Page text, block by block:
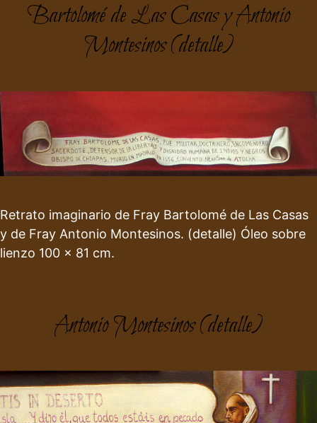
Bartolomé de Las Casas y Antonio
Montesinos (detalle)
Retrato imaginario de Fray Bartolomé de Las Casas
y de Fray Antonio Montesinos. (detalle) Óleo sobre
lienzo 100 x 81 cm.
Antonio Montesinos (detalle)